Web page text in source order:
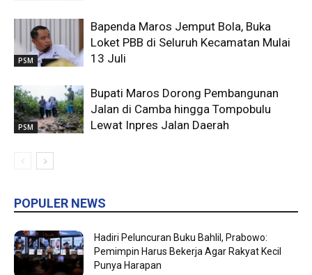
PSM
Bapenda Maros Jemput Bola, Buka
Loket PBB di Seluruh Kecamatan Mulai
13 Juli
PSM
Bupati Maros Dorong Pembangunan
Jalan di Camba hingga Tompobulu
Lewat Inpres Jalan Daerah
POPULER NEWS
Hadiri Peluncuran Buku Bahlil, Prabowo:
Pemimpin Harus Bekerja Agar Rakyat Kecil
Punya Harapan